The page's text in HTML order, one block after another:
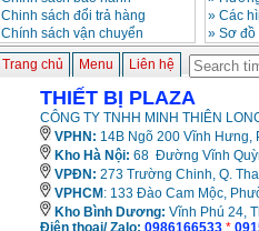
Chinh sách đổi trả hàng
Chính sách vận chuyển
» Các
» Sơ
Trang chủ Menu Liên hệ
THIẾT BỊ PLAZA
CÔNG TY TNHH MINH THIÊN
VPHN: 14B Ngõ 200 Vĩnh Hưng,
Kho Hà Nội: 68 Đường Vĩnh
VPĐN: 273 Trường Chinh, Q.
VPHCM : 133 Đào Cam Mộc,
Kho Bình Dương: Vĩnh Phú 24,